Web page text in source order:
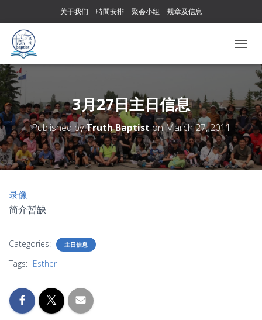
关于我们 時間安排 聚会小组 规章及信息
O
E
N
A
V
I
G
3月27日主日信息
Published byTruth BaptistonMarch 27, 2011
录像
简介暂缺
Categories: 主日信息
Tags: Esther